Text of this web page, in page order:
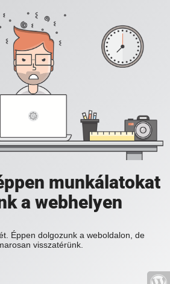
munkálatokat
a webhelyen
Éppen dolgozunk a weboldalon, de
visszatérünk.